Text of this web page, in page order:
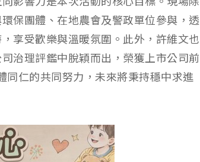
保團體、在地農會及警政單位參與，透
享受歡樂與溫暖氛圍。此外，許維文也
治理評鑑中脫穎而出，榮獲上市公司前
同仁的共同努力，未來將秉持穩中求進